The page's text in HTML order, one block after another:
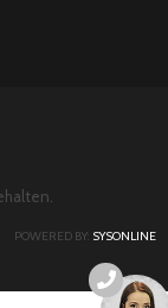
POWERED BY: SYSONLINE